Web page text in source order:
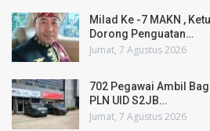
Milad Ke -7 MAKN ,
Dorong Penguatan…
Jumat, 7 Agustus 2026
702 Pegawai Ambil
PLN UID S2JB…
Jumat, 7 Agustus 2026